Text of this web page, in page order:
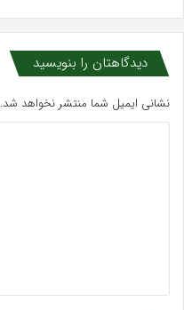
دیدگاهتان را بنویسید
نشانی ایمیل شما منتشر نخواهد شد.
*